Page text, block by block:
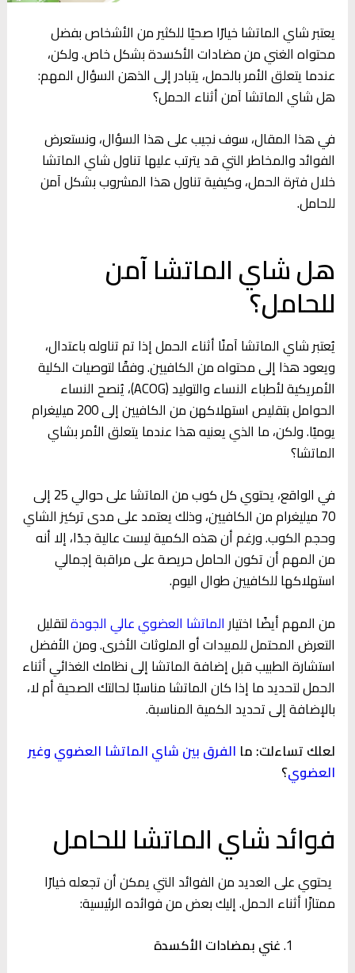
يعتبر شاي الماتشا خيارًا صحيًا للكثير من الأشخاص بفضل
محتواه الغني من مضادات الأكسدة بشكل خاص. ولكن،
عندما يتعلق الأمر بالحمل، يتبادر إلى الذهن السؤال المهم:
هل شاي الماتشا آمن أثناء الحمل؟
في هذا المقال، سوف نجيب على هذا السؤال، ونستعرض
الفوائد والمخاطر التي قد يترتب عليها تناول شاي الماتشا
خلال فترة الحمل، وكيفية تناول هذا المشروب بشكل آمن
للحامل.
هل شاي الماتشا آمن
للحامل؟
يُعتبر شاي الماتشا آمنًا أثناء الحمل إذا تم تناوله باعتدال،
ويعود هذا إلى محتواه من الكافيين. وفقًا لتوصيات الكلية
الأمريكية لأطباء النساء والتوليد (ACOG)، يُنصح النساء
الحوامل بتقليص استهلاكهن من الكافيين إلى 200 ميليغرام
يوميًا. ولكن، ما الذي يعنيه هذا عندما يتعلق الأمر بشاي
الماتشا؟
في الواقع، يحتوي كل كوب من الماتشا على حوالي 25 إلى
70 ميليغرام من الكافيين، وذلك يعتمد على مدى تركيز الشاي
وحجم الكوب. ورغم أن هذه الكمية ليست عالية جدًا، إلا أنه
من المهم أن تكون الحامل حريصة على مراقبة إجمالي
استهلاكها للكافيين طوال اليوم.
من المهم أيضًا اختيار الماتشا العضوي عالي الجودةلتقليل
التعرض المحتمل للمبيدات أو الملوثات الأخرى. ومن الأفضل
استشارة الطبيب قبل إضافة الماتشا إلى نظامك الغذائي أثناء
الحمل لتحديد ما إذا كان الماتشا مناسبًا لحالتك الصحية أم لا،
بالإضافة إلى تحديد الكمية المناسبة.
لعلك تساءلت: ما الفرق بين شاي الماتشا العضوي وغير
العضوي؟
فوائد شاي الماتشا للحامل
يحتوي على العديد من الفوائد التي يمكن أن تجعله خيارًا
ممتازًا أثناء الحمل. إليك بعض من فوائده الرئيسية:
غني بمضادات الأكسدة